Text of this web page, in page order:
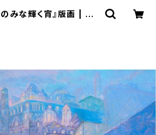
みな輝く宵』版画 | AR